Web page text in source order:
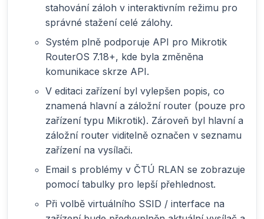
stahování záloh v interaktivním režimu pro
správné stažení celé zálohy.
Systém plně podporuje API pro Mikrotik
RouterOS 7.18+, kde byla změněna
komunikace skrze API.
V editaci zařízení byl vylepšen popis, co
znamená hlavní a záložní router (pouze pro
zařízení typu Mikrotik). Zároveň byl hlavní a
záložní router viditelně označen v seznamu
zařízení na vysílači.
Email s problémy v ČTÚ RLAN se zobrazuje
pomocí tabulky pro lepší přehlednost.
Při volbě virtuálního SSID / interface na